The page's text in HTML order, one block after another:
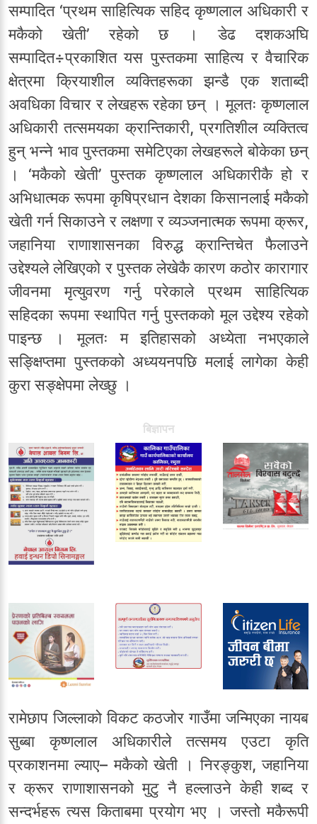
सम्पादित ‘प्रथम साहित्यिक सहिद कृष्णलाल अधिकारी र
मकैको खेती’ रहेको छ । डेढ दशकअघि
सम्पादित÷प्रकाशित यस पुस्तकमा साहित्य र वैचारिक
क्षेत्रमा क्रियाशील व्यक्तिहरूका झन्डै एक शताब्दी
अवधिका विचार र लेखहरू रहेका छन् । मूलतः कृष्णलाल
अधिकारी तत्समयका क्रान्तिकारी, प्रगतिशील व्यक्तित्व
हुन् भन्ने भाव पुस्तकमा समेटिएका लेखहरूले बोकेका छन्
। ‘मकैको खेती’ पुस्तक कृष्णलाल अधिकारीकै हो र
अभिधात्मक रूपमा कृषिप्रधान देशका किसानलाई मकैको
खेती गर्न सिकाउने र लक्षणा र व्यञ्जनात्मक रूपमा क्रूर,
जहानिया राणाशासनका विरुद्ध क्रान्तिचेत फैलाउने
उद्देश्यले लेखिएको र पुस्तक लेखेकै कारण कठोर कारागार
जीवनमा मृत्युवरण गर्नु परेकाले प्रथम साहित्यिक
सहिदका रूपमा स्थापित गर्नु पुस्तकको मूल उद्देश्य रहेको
पाइन्छ । मूलतः म इतिहासको अध्येता नभएकाले
सङ्क्षिप्तमा पुस्तकको अध्ययनपछि मलाई लागेका केही
कुरा सङ्क्षेपमा लेख्छु ।
बिज्ञापन
रामेछाप जिल्लाको विकट कठजोर गाउँमा जन्मिएका नायब
सुब्बा कृष्णलाल अधिकारीले तत्समय एउटा कृति
प्रकाशनमा ल्याए– मकैको खेती । निरङ्कुश, जहानिया
र क्रूर राणाशासनको मुटु नै हल्लाउने केही शब्द र
सन्दर्भहरू त्यस किताबमा प्रयोग भए । जस्तो मकैरूपी